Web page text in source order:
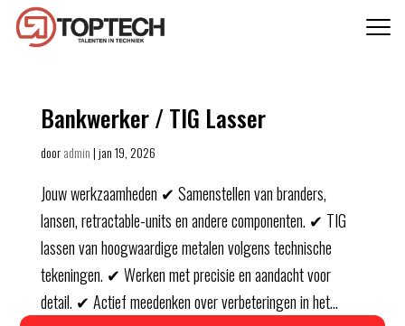
Bankwerker / TIG Lasser
dooradmin|jan 19, 2026
Jouw werkzaamheden ✔ Samenstellen van branders,
lansen, retractable-units en andere componenten. ✔ TIG
lassen van hoogwaardige metalen volgens technische
tekeningen. ✔ Werken met precisie en aandacht voor
detail. ✔ Actief meedenken over verbeteringen in het...